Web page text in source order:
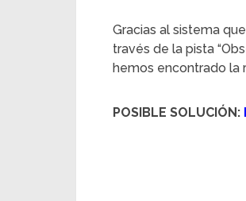
Gracias al sistema
través de la pista
hemos encontrado la
POSIBLE SOLUCIÓN: